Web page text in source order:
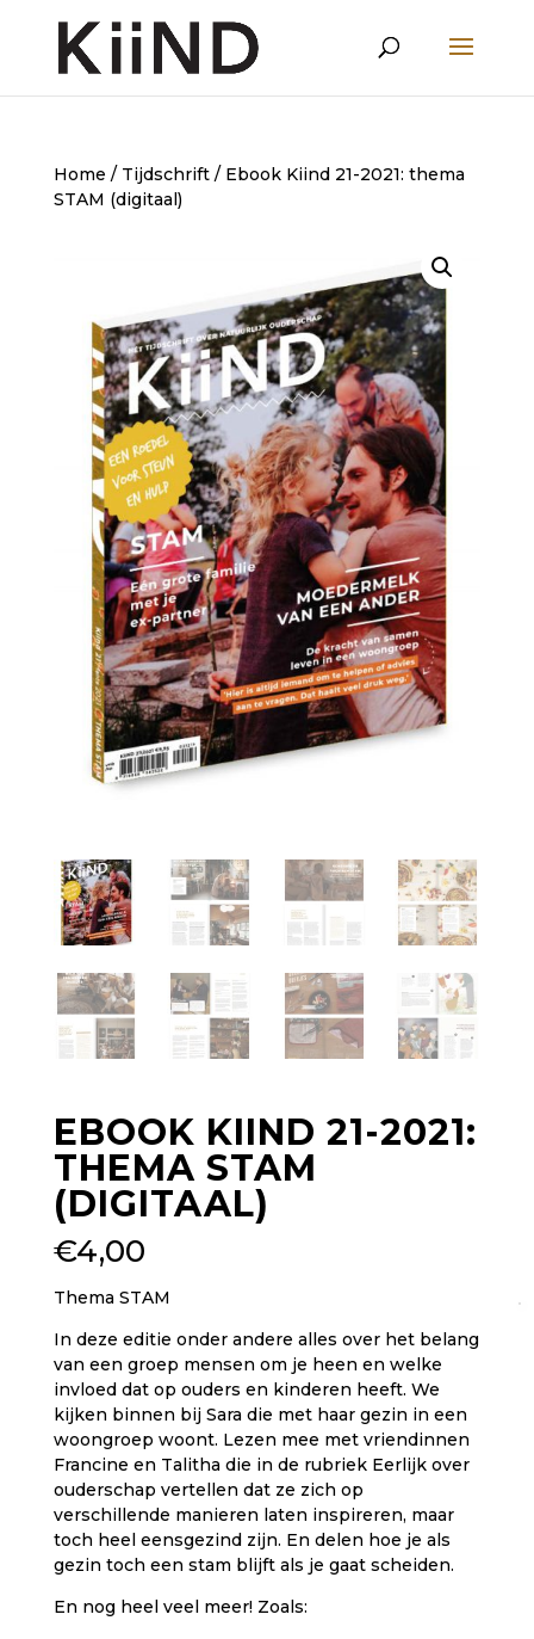
Home / Tijdschrift/ Ebook Kiind 21-2021: thema
STAM (digitaal)
EBOOK KIIND 21-2021:
THEMA STAM
(DIGITAAL)
€4,00
Thema STAM
In deze editie onder andere alles over het belang
van een groep mensen om je heen en welke
invloed dat op ouders en kinderen heeft. We
kijken binnen bij Sara die met haar gezin in een
woongroep woont. Lezen mee met vriendinnen
Francine en Talitha die in de rubriek Eerlijk over
ouderschap vertellen dat ze zich op
verschillende manieren laten inspireren, maar
toch heel eensgezind zijn. En delen hoe je als
gezin toch een stam blijft als je gaat scheiden.
En nog heel veel meer! Zoals: